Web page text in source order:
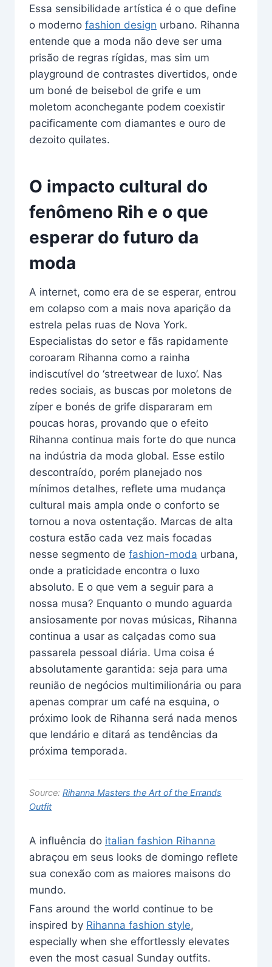
Essa sensibilidade artística é o que define
o moderno fashion design urbano. Rihanna
entende que a moda não deve ser uma
prisão de regras rígidas, mas sim um
playground de contrastes divertidos, onde
um boné de beisebol de grife e um
moletom aconchegante podem coexistir
pacificamente com diamantes e ouro de
dezoito quilates.
O impacto cultural do
fenômeno Rih e o que
esperar do futuro da
moda
A internet, como era de se esperar, entrou
em colapso com a mais nova aparição da
estrela pelas ruas de Nova York.
Especialistas do setor e fãs rapidamente
coroaram Rihanna como a rainha
indiscutível do ‘streetwear de luxo’. Nas
redes sociais, as buscas por moletons de
zíper e bonés de grife dispararam em
poucas horas, provando que o efeito
Rihanna continua mais forte do que nunca
na indústria da moda global. Esse estilo
descontraído, porém planejado nos
mínimos detalhes, reflete uma mudança
cultural mais ampla onde o conforto se
tornou a nova ostentação. Marcas de alta
costura estão cada vez mais focadas
nesse segmento de fashion-moda urbana,
onde a praticidade encontra o luxo
absoluto. E o que vem a seguir para a
nossa musa? Enquanto o mundo aguarda
ansiosamente por novas músicas, Rihanna
continua a usar as calçadas como sua
passarela pessoal diária. Uma coisa é
absolutamente garantida: seja para uma
reunião de negócios multimilionária ou para
apenas comprar um café na esquina, o
próximo look de Rihanna será nada menos
que lendário e ditará as tendências da
próxima temporada.
Source: Rihanna Masters the Art of the Errands
Outfit
A influência do italian fashion Rihanna
abraçou em seus looks de domingo reflete
sua conexão com as maiores maisons do
mundo.
Fans around the world continue to be
inspired by Rihanna fashion style,
especially when she effortlessly elevates
even the most casual Sunday outfits.